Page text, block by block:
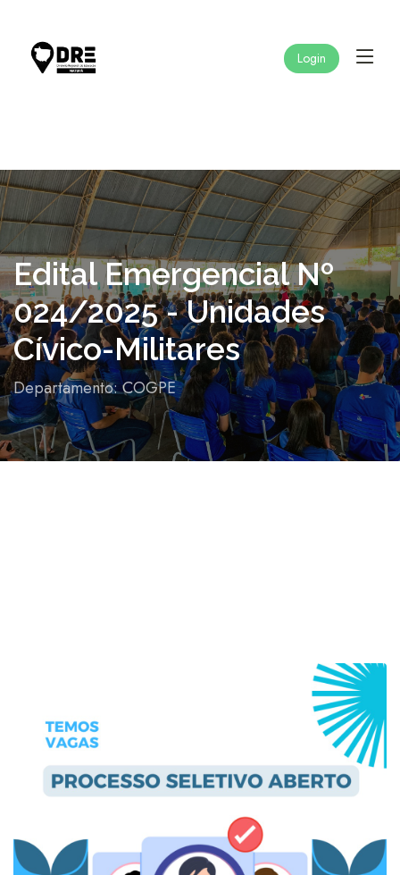
Login
Edital Emergencial Nº
024/2025 - Unidades
Cívico-Militares
Departamento: COGPE